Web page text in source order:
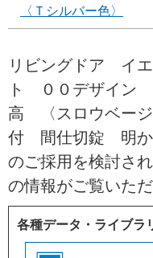
〈Ｔシルバー色〉
リビングドア イ
ト ００デザイン
高 〈スロウベー
付 間仕切錠 明か
のご採用を検討さ
の情報がご覧いた
各種データ・ライブラ